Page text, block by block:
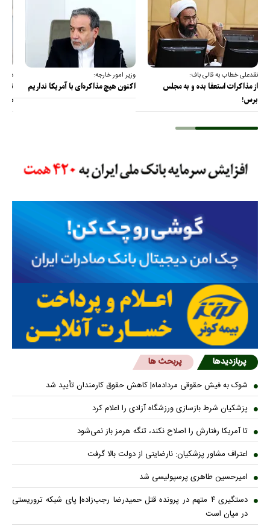
نقدعلی خطاب به قالی باف:
از مذاکرات استعفا بده و به مجلس
برس!
وزیر امور خارجه:
اکنون هیچ مذاکره‌ای با آمریکا نداریم
تا
پربازدیدها پربحث ها
شوک به فیش حقوقی مردادماه| کاهش حقوق کارمندان تأیید شد
پزشکیان شرط بازسازی ورزشگاه آزادی را اعلام کرد
تا آمریکا رفتارش را اصلاح نکند، تنگه هرمز باز نمی‌شود
اعتراف مشاور پزشکیان: نارضایتی از دولت بالا گرفت
امیرحسین طاهری پرسپولیسی شد
دستگیری ۴ متهم در پرونده قتل حمیدرضا رجب‌زاده| پای شبکه تروریستی
در میان است